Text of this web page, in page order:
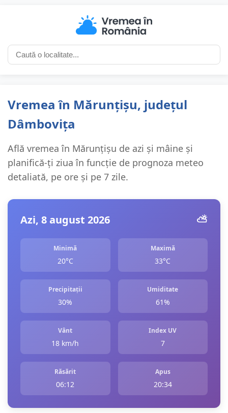
Vremea în Mărunțișu, județul
Dâmbovița
Află vremea în Mărunțișu de azi și mâine și
planifică-ți ziua în funcție de prognoza meteo
detaliată, pe ore și pe 7 zile.
Azi, 8 august 2026 ⛅️
Minimă
20°C
Maximă
33°C
Precipitații
30%
Umiditate
61%
Vânt
18 km/h
Index UV
7
Răsărit
06:12
Apus
20:34